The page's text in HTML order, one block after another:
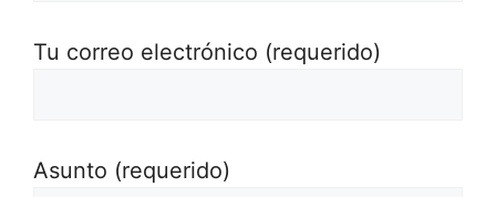
Tu correo electrónico (requerido)
Asunto (requerido)